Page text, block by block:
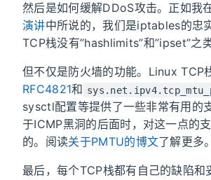
然后是如何缓解DDoS攻击。正如我
演讲中所说的，我们是iptables的忠
TCP栈没有”hashlimits”和”ipset”之
但不仅是防火墙的功能。Linux TCP
RFC4821和
sysctl配置等提供了一些非常有用的
于ICMP黑洞的后面时，对这一点的
的。阅读关于PMTU的博文了解更多。
最后，每个TCP栈都有自己的缺陷和